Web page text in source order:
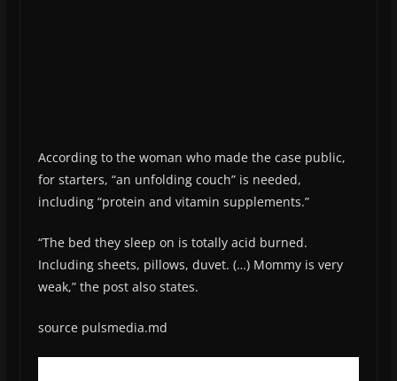
According to the woman who made the case public,
for starters, “an unfolding couch” is needed,
including “protein and vitamin supplements.”
“The bed they sleep on is totally acid burned.
Including sheets, pillows, duvet. (…) Mommy is very
weak,” the post also states.
source pulsmedia.md